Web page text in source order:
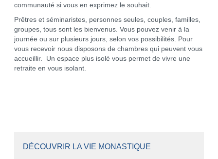
communauté si vous en exprimez le souhait.
Prêtres et séminaristes, personnes seules, couples, familles,
groupes, tous sont les bienvenus. Vous pouvez venir à la
journée ou sur plusieurs jours, selon vos possibilités. Pour
vous recevoir nous disposons de chambres qui peuvent vous
accueillir. Un espace plus isolé vous permet de vivre une
retraite en vous isolant.
DÉCOUVRIR LA VIE MONASTIQUE